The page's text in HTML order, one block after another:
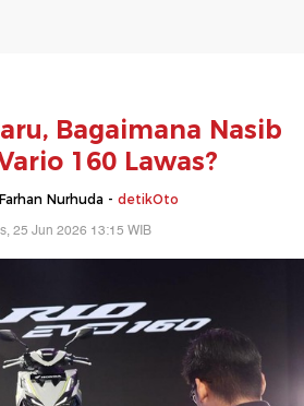
Bagaimana Nasib
160 Lawas?
Nurhuda - detikOto
25 Jun 2026 13:15 WIB